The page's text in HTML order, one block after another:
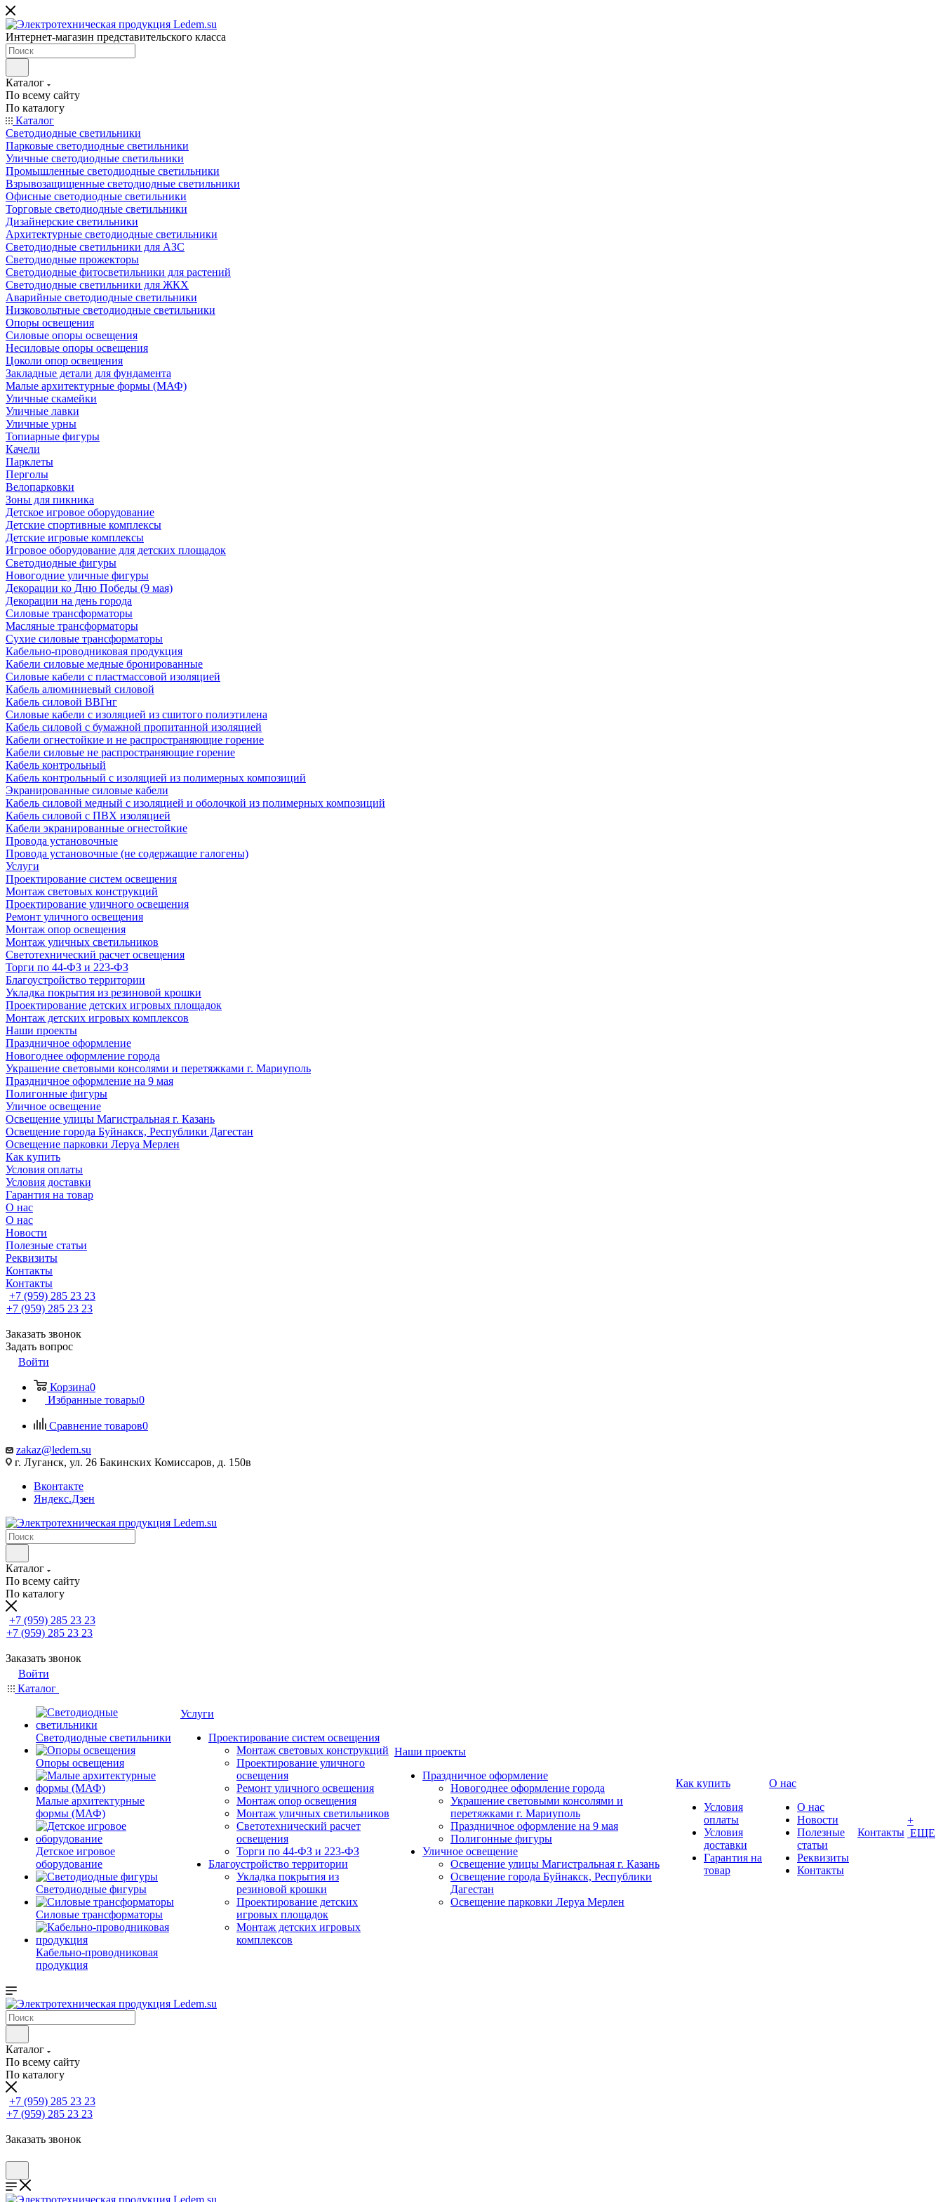
Интернет-магазин представительского класса
Каталог
По всему сайту
По каталогу
Каталог
Светодиодные светильники
Парковые светодиодные светильники
Уличные светодиодные светильники
Промышленные светодиодные светильники
Взрывозащищенные светодиодные светильники
Офисные светодиодные светильники
Торговые светодиодные светильники
Дизайнерские светильники
Архитектурные светодиодные светильники
Светодиодные светильники для АЗС
Светодиодные прожекторы
Светодиодные фитосветильники для растений
Светодиодные светильники для ЖКХ
Аварийные светодиодные светильники
Низковольтные светодиодные светильники
Опоры освещения
Силовые опоры освещения
Несиловые опоры освещения
Цоколи опор освещения
Закладные детали для фундамента
Малые архитектурные формы (МАФ)
Уличные скамейки
Уличные лавки
Уличные урны
Топиарные фигуры
Качели
Парклеты
Перголы
Велопарковки
Зоны для пикника
Детское игровое оборудование
Детские спортивные комплексы
Детские игровые комплексы
Игровое оборудование для детских площадок
Светодиодные фигуры
Новогодние уличные фигуры
Декорации ко Дню Победы (9 мая)
Декорации на день города
Силовые трансформаторы
Масляные трансформаторы
Сухие силовые трансформаторы
Кабельно-проводниковая продукция
Кабели силовые медные бронированные
Силовые кабели с пластмассовой изоляцией
Кабель алюминиевый силовой
Кабель силовой ВВГнг
Силовые кабели с изоляцией из сшитого полиэтилена
Кабель силовой с бумажной пропитанной изоляцией
Кабели огнестойкие и не распространяющие горение
Кабели силовые не распространяющие горение
Кабель контрольный
Кабель контрольный с изоляцией из полимерных композиций
Экранированные силовые кабели
Кабель силовой медный с изоляцией и оболочкой из полимерных композиций
Кабель силовой с ПВХ изоляцией
Кабели экранированные огнестойкие
Провода установочные
Провода установочные (не содержащие галогены)
Услуги
Проектирование систем освещения
Монтаж световых конструкций
Проектирование уличного освещения
Ремонт уличного освещения
Монтаж опор освещения
Монтаж уличных светильников
Светотехнический расчет освещения
Торги по 44-ФЗ и 223-ФЗ
Благоустройство территории
Укладка покрытия из резиновой крошки
Проектирование детских игровых площадок
Монтаж детских игровых комплексов
Наши проекты
Праздничное оформление
Новогоднее оформление города
Украшение световыми консолями и перетяжками г. Мариуполь
Праздничное оформление на 9 мая
Полигонные фигуры
Уличное освещение
Освещение улицы Магистральная г. Казань
Освещение города Буйнакск, Республики Дагестан
Освещение парковки Леруа Мерлен
Как купить
Условия оплаты
Условия доставки
Гарантия на товар
О нас
О нас
Новости
Полезные статьи
Реквизиты
Контакты
Контакты
+7 (959) 285 23 23
+7 (959) 285 23 23
Заказать звонок
Задать вопрос
Войти
Корзина0
Избранные товары0
Сравнение товаров0
zakaz@ledem.su
г. Луганск, ул. 26 Бакинских Комиссаров, д. 150в
Вконтакте
Яндекс.Дзен
Каталог
По всему сайту
По каталогу
+7 (959) 285 23 23
+7 (959) 285 23 23
Заказать звонок
Войти
Каталог
Светодиодные светильники
Опоры освещения
Малые архитектурные
формы (МАФ)
Детское игровое
оборудование
Светодиодные фигуры
Силовые трансформаторы
Кабельно-проводниковая
продукция
Услуги
Проектирование систем освещения
Монтаж световых конструкций
Проектирование уличного
освещения
Ремонт уличного освещения
Монтаж опор освещения
Монтаж уличных светильников
Светотехнический расчет
освещения
Торги по 44-ФЗ и 223-ФЗ
Благоустройство территории
Укладка покрытия из
резиновой крошки
Проектирование детских
игровых площадок
Монтаж детских игровых
комплексов
Наши проекты
Праздничное оформление
Новогоднее оформление города
Украшение световыми консолями и
перетяжками г. Мариуполь
Праздничное оформление на 9 мая
Полигонные фигуры
Уличное освещение
Освещение улицы Магистральная г. Казань
Освещение города Буйнакск, Республики
Дагестан
Освещение парковки Леруа Мерлен
Как купить
Условия
оплаты
Условия
доставки
Гарантия на
товар
О нас
О нас
Новости
Полезные
статьи
Реквизиты
Контакты
Контакты
+
ЕЩЕ
Каталог
По всему сайту
По каталогу
+7 (959) 285 23 23
+7 (959) 285 23 23
Заказать звонок